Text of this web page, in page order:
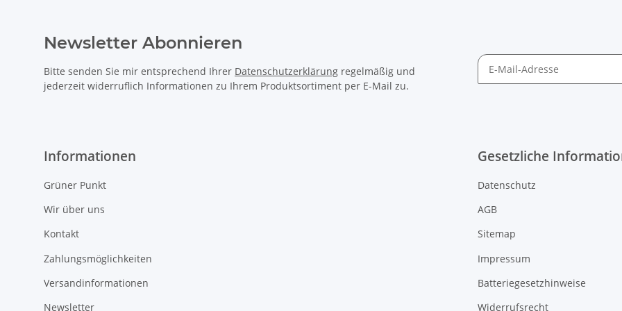
Newsletter Abonnieren
Bitte senden Sie mir entsprechend Ihrer Datenschutzerklärung regelmäßig und
jederzeit widerruflich Informationen zu Ihrem Produktsortiment per E-Mail zu.
Informationen
Grüner Punkt
Wir über uns
Kontakt
Zahlungsmöglichkeiten
Versandinformationen
Newsletter
Gesetzliche
Datenschutz
AGB
Sitemap
Impressum
Batteriegesetzhinweise
Widerrufsrecht